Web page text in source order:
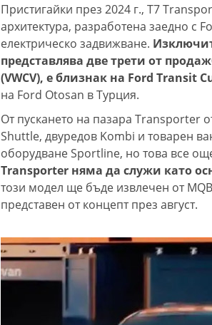
Пристигайки през 2024 г., T7
архитектура, разработена заедно с
електрическо задвижване.
представлява две трети от
(VWCV), е близнак на Ford Transit
на Ford Otosan в Турция.
От пускането на пазара Transporter
Shuttle, двуредов Kombi и товарен
оборудване Sportline, но това все
Transporter няма да служи като
този модел ще бъде извлечен от
представен от концепт през август.
Винисиус Жуниор
преподписа с Реал
(Мадрид)
ЦСКА удари с 3:0
като гост
Тъжна вест! Почина